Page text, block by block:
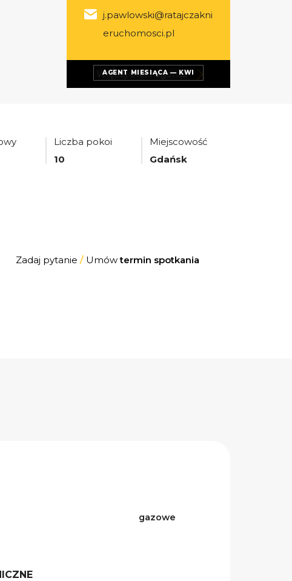
AGENT MIESIĄCA — KWI
j.pawlowski@ratajczakni
eruchomosci.pl
Więcej ofertagenta
Liczba pokoi
10
Miejscowość
Gdańsk
Zadaj pytanie / Umówtermin spotkania
gazowe